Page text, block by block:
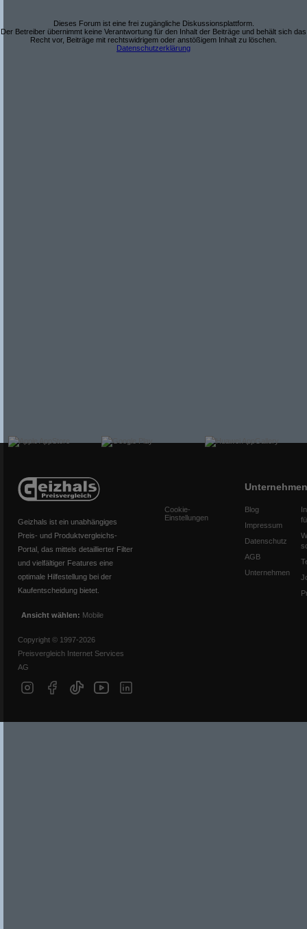
Dieses Forum ist eine frei zugängliche Diskussionsplattform.
Der Betreiber übernimmt keine Verantwortung für den Inhalt der Beiträge und behält sich das
Recht vor, Beiträge mit rechtswidrigem oder anstößigem Inhalt zu löschen.
Datenschutzerklärung
Geizhals ist ein unabhängiges
Preis- und Produktvergleichs-
Portal, das mittels detaillierter Filter
und vielfältiger Features eine
optimale Hilfestellung bei der
Kaufentscheidung bietet.
Ansicht wählen: Mobile
Copyright © 1997-2026
Preisvergleich Internet Services
AG
Cookie-
Einstellungen
Unternehmen
Blog
Impressum
Datenschutz
AGB
Unternehmen